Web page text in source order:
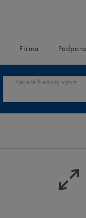
Firma Podpora
Zadejte hledaný výraz